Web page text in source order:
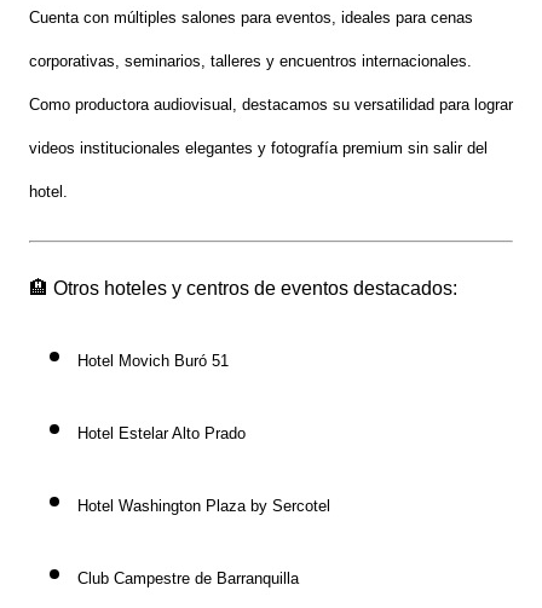
Cuenta con múltiples salones para eventos, ideales para cenas
corporativas, seminarios, talleres y encuentros internacionales.
Como productora audiovisual, destacamos su versatilidad para lograr
videos institucionales elegantes y fotografía premium sin salir del
hotel.
🏨 Otros hoteles y centros de eventos destacados:
Hotel Movich Buró 51
Hotel Estelar Alto Prado
Hotel Washington Plaza by Sercotel
Club Campestre de Barranquilla